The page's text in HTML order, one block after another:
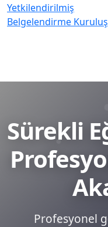
Yetkilendirilmiş
Belgelendirme
Sürekli
Profesyonel